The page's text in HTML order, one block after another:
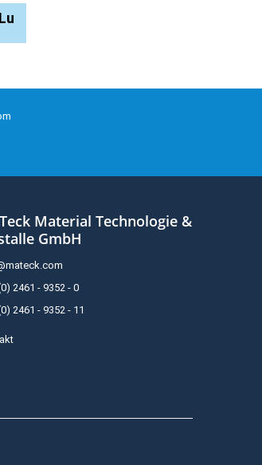
Lu
Material Technologie &
GmbH
2461 - 9352 - 0
2461 - 9352 - 11